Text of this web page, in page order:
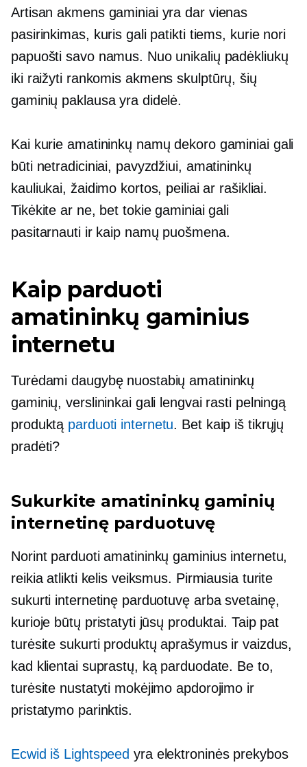
Artisan akmens gaminiai yra dar vienas
pasirinkimas, kuris gali patikti tiems, kurie nori
papuošti savo namus. Nuo unikalių padėkliukų
iki raižyti rankomis akmens skulptūrų, šių
gaminių paklausa yra didelė.
Kai kurie amatininkų namų dekoro gaminiai gali
būti netradiciniai, pavyzdžiui, amatininkų
kauliukai, žaidimo kortos, peiliai ar rašikliai.
Tikėkite ar ne, bet tokie gaminiai gali
pasitarnauti ir kaip namų puošmena.
Kaip parduoti
amatininkų gaminius
internetu
Turėdami daugybę nuostabių amatininkų
gaminių, verslininkai gali lengvai rasti pelningą
produktą parduoti internetu. Bet kaip iš tikrųjų
pradėti?
Sukurkite amatininkų gaminių
internetinę parduotuvę
Norint parduoti amatininkų gaminius internetu,
reikia atlikti kelis veiksmus. Pirmiausia turite
sukurti internetinę parduotuvę arba svetainę,
kurioje būtų pristatyti jūsų produktai. Taip pat
turėsite sukurti produktų aprašymus ir vaizdus,
​​kad klientai suprastų, ką parduodate. Be to,
turėsite nustatyti mokėjimo apdorojimo ir
pristatymo parinktis.
Ecwid iš Lightspeed yra elektroninės prekybos